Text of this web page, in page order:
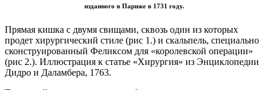
изданного в Париже в 1731 году.
Прямая кишка с двумя свищами, сквозь один из которых
продет хирургический стиле (рис 1.) и скальпель, специально
сконструированный Феликсом для «королевской операции»
(рис 2.). Иллюстрация к статье «Хирургия» из Энциклопедии
Дидро и Даламбера, 1763.